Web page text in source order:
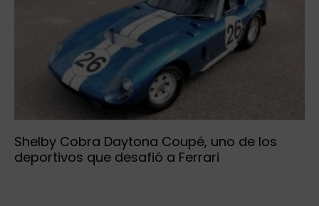
Shelby Cobra Daytona Coupé, uno de los
deportivos que desafió a Ferrari